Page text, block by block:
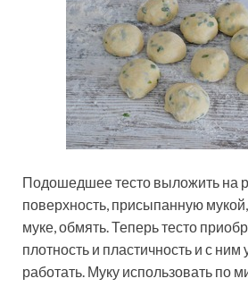
Подошедшее тесто выложить на
поверхность, присыпанную
муке, обмять. Теперь тесто
плотность и пластичность и с
работать. Муку использовать по